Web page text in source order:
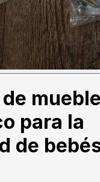
para la
de